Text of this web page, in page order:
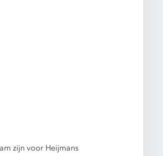
zijn voor Heijmans